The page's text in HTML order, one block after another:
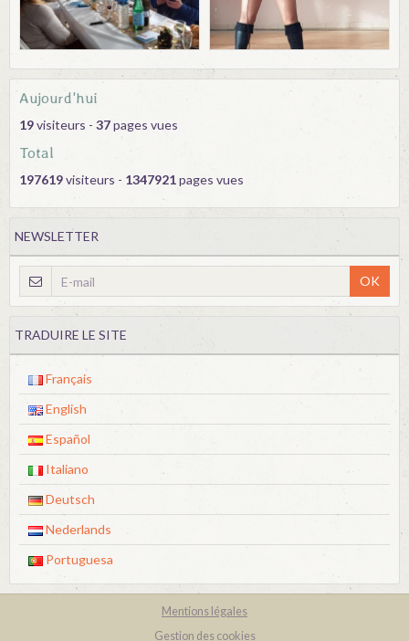
Aujourd'hui
19visiteurs - 37pages vues
Total
197619visiteurs - 1347921pages vues
NEWSLETTER
OK
TRADUIRE LE SITE
Français
English
Español
Italiano
Deutsch
Nederlands
Portuguesa
Mentions légales
Gestion des cookies